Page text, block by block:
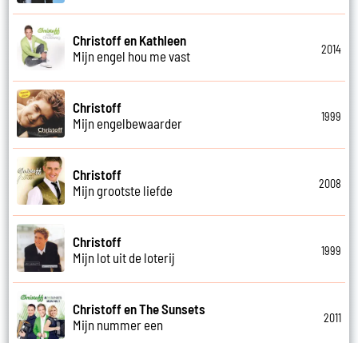
Christoff en Kathleen
Mijn engel hou me vast
2014
Christoff
Mijn engelbewaarder
1999
Christoff
Mijn grootste liefde
2008
Christoff
Mijn lot uit de loterij
1999
Christoff en The Sunsets
Mijn nummer een
2011